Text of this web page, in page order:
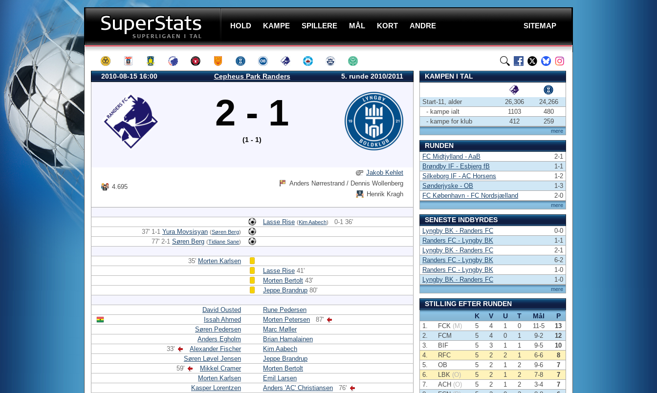
HOLD KAMPE SPILLERE MÅL KORT ANDRE SITEMAP
2010-08-15 16:00 Cepheus Park Randers 5. runde 2010/2011
2 - 1
(1 - 1)
4.695
Jakob Kehlet
Anders Nørrestrand / Dennis Wollenberg
Henrik Kragh
Lasse Rise (Kim Aabech)
0-1 36'
37' 1-1 Yura Movsisyan (Søren Berg)
77' 2-1 Søren Berg (Tidiane Sane)
35' Morten Karlsen
Lasse Rise 41'
Morten Bertolt 43'
Jeppe Brandrup 80'
David Ousted
Rune Pedersen
Issah Ahmed
Morten Petersen
87'
Søren Pedersen
Marc Møller
Anders Egholm
Brian Hamalainen
33'
Alexander Fischer
Kim Aabech
Søren Løvel Jensen
Jeppe Brandrup
59'
Mikkel Cramer
Morten Bertolt
Morten Karlsen
Emil Larsen
Kasper Lorentzen
Anders 'AC' Christiansen
76'
KAMPEN I TAL
mere
Start-11, alder 26,306
24,266
- kampe ialt
1103
480
- kampe for klub
412 259
RUNDEN
mere
FC Midtjylland - AaB
2-1
Brøndby IF - Esbjerg fB
1-1
Silkeborg IF - AC Horsens
1-2
Sønderjyske - OB
1-3
FC København - FC Nordsjælland
2-0
SENESTE INDBYRDES
mere
Lyngby BK - Randers FC
0-0
Randers FC - Lyngby BK
1-1
Lyngby BK - Randers FC
2-1
Randers FC - Lyngby BK
6-2
Randers FC - Lyngby BK
1-0
Lyngby BK - Randers FC
1-0
STILLING EFTER RUNDEN
K
V U T Mål P
1. FCK (M) 5 4 1 0 11-5
13
2.
FCM 5 4 0 1 9-2
12
3.
BIF 5 3 1 1 9-5
10
4.
RFC 5 2 2 1 6-6
8
5.
OB 5 2 1 2 9-6
7
6.
LBK (O) 5 2 1 2 7-8
7
7.
ACH (O) 5 2 1 2 3-4
7